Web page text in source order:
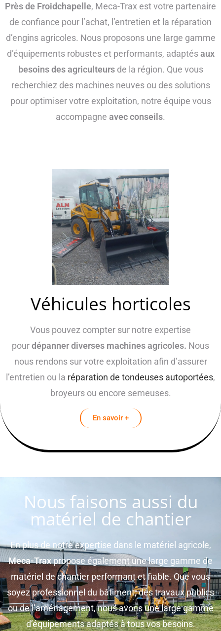
Près de Froidchapelle, Meca-Trax est votre partenaire
de confiance pour l’achat, l’entretien et la réparation
d’engins agricoles. Nous proposons une large gamme
d’équipements robustes et performants, adaptésaux
besoins des agriculteursde la région. Que vous
recherchiez des machines neuves ou des solutions
pour optimiser votre exploitation, notre équipe vous
accompagne avec conseils.
Véhicules horticoles
Vous pouvez compter sur notre expertise
pourdépanner diverses machines agricoles. Nous
nous rendons sur votre exploitation afin d’assurer
l’entretien ou la réparation de tondeuses autoportées,
broyeurs ou encore semeuses.
En savoir +
Nous faisons aussi du
matériel de chantier
En plus de notre expertise dans le matériel agricole,
Meca-Traxpropose également une large gamme de
matériel de chantier performant et fiable. Que vous
soyez professionnel du bâtiment, des travaux publics
ou de l’aménagement, nous avons une large gamme
d’équipements adaptés à tous vos besoins.